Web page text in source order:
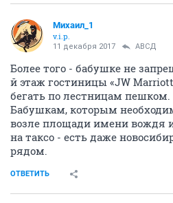
Михаил_1
v.i.p.
11 декабря 2017 АВСД
Более того - бабушке не
й этаж гостиницы «JW
бегать по лестницам пешком.
Бабушкам, которым
возле площади имени вождя
на таксо - есть даже
рядом.
ОТВЕТИТЬ